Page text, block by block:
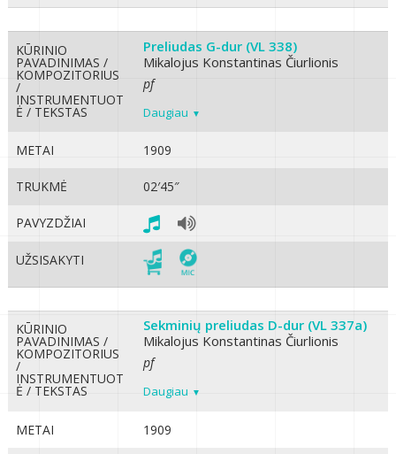
KŪRINIO
PAVADINIMAS /
KOMPOZITORIUS
/
INSTRUMENTUOT
Ė / TEKSTAS
Preliudas G-dur (VL 338)
Mikalojus Konstantinas Čiurlionis
pf
Daugiau
METAI 1909
TRUKMĖ 02′45″
PAVYZDŽIAI
UŽSISAKYTI
KŪRINIO
PAVADINIMAS /
KOMPOZITORIUS
/
INSTRUMENTUOT
Ė / TEKSTAS
Sekminių preliudas D-dur (VL 337a)
Mikalojus Konstantinas Čiurlionis
pf
Daugiau
METAI 1909